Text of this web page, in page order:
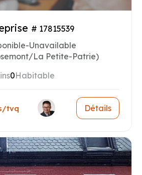
# 17815539
Unavailable
La Petite-Patrie)
0Habitable
tvq Détails